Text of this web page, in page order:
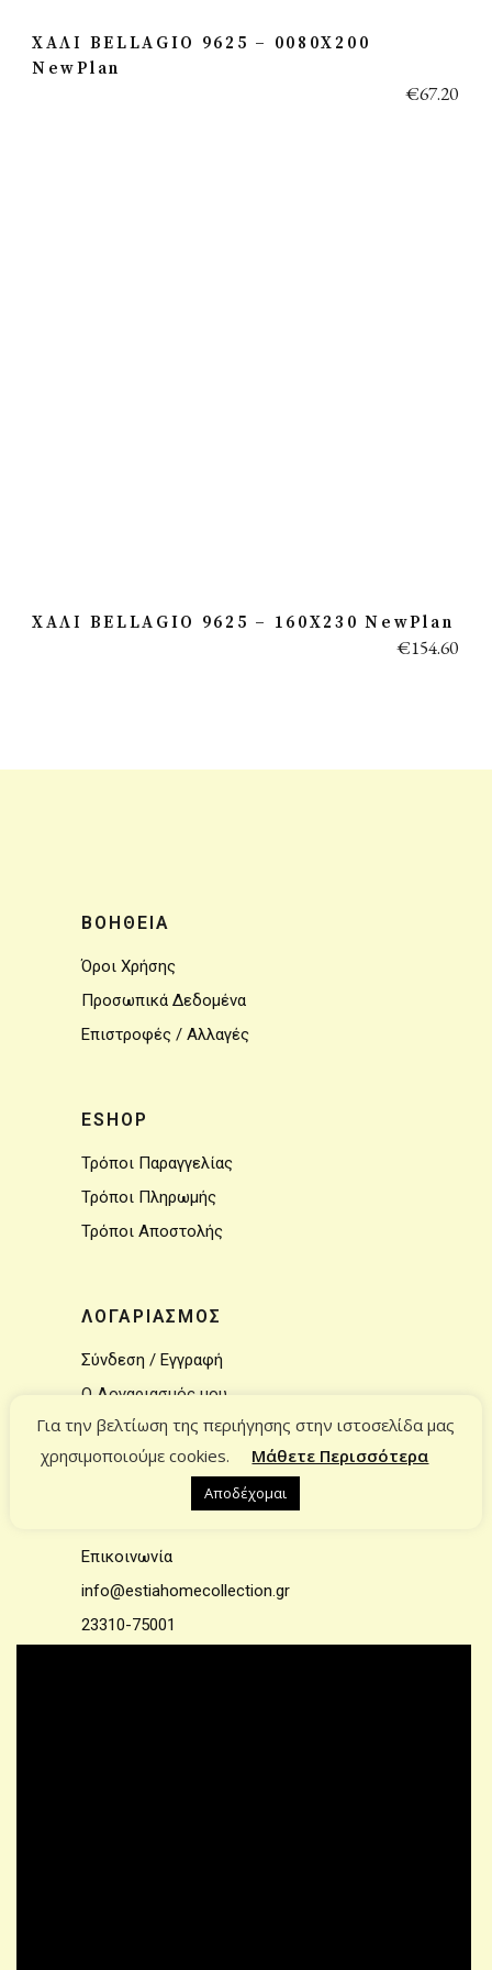
ΧΑΛΙ BELLAGIO 9625 – 0080X200
NewPlan
€67.20
ΧΑΛΙ BELLAGIO 9625 – 160X230 NewPlan
€154.60
ΒΟΗΘΕΙΑ
Όροι Χρήσης
Προσωπικά Δεδομένα
Επιστροφές / Αλλαγές
ESHOP
Τρόποι Παραγγελίας
Τρόποι Πληρωμής
Τρόποι Αποστολής
ΛΟΓΑΡΙΑΣΜΟΣ
Σύνδεση / Εγγραφή
Ο Λογαριασμός μου
Το καλάθι μου
ΕΠΙΚΟΙΝΩΝΙΑ
Επικοινωνία
info@estiahomecollection.gr
23310-75001
Για την βελτίωση της περιήγησης στην ιστοσελίδα μας
χρησιμοποιούμε cookies.
Μάθετε Περισσότερα
Αποδέχομαι